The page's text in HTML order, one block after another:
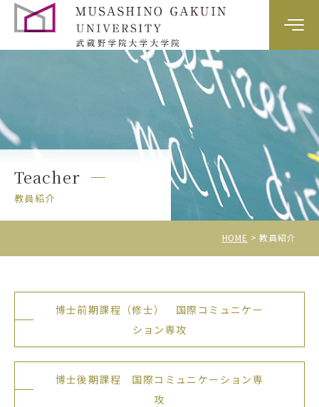
教員紹介
入試情報
資料請求・お問い合わせ
アクセス
Teacher
教員紹介
HOME 教員紹介
博士前期課程（修士） 国際コミュニケー
ション専攻
博士後期課程 国際コミュニケーション専
攻